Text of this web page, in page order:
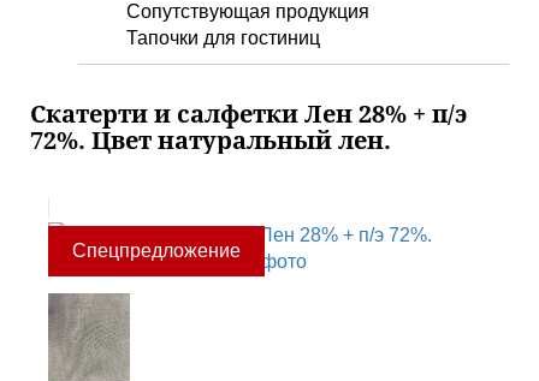
Сопутствующая продукция
Тапочки для гостиниц
Скатерти и салфетки Лен 28% + п/э
72%. Цвет натуральный лен.